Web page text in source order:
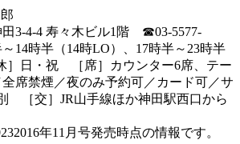
3-4-4 寿々木ビル1階 ☎03-5577-
14時半（14時LO）、17時半～23時半
］日・祝 ［席］カウンター6席、テー
席禁煙／夜のみ予約可／カード可／サ
［交］JR山手線ほか神田駅西口から
年11月号発売時点の情報です。